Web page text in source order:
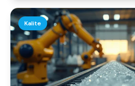
Kalite